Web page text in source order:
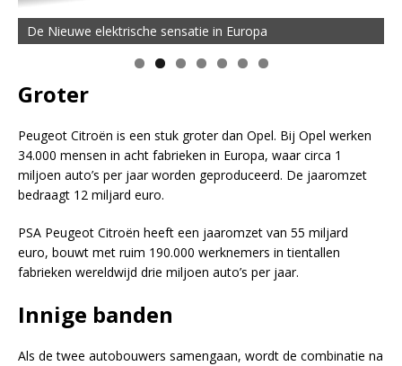
De Nieuwe elektrische sensatie in Europa
Groter
Peugeot Citroën is een stuk groter dan Opel. Bij Opel werken
34.000 mensen in acht fabrieken in Europa, waar circa 1
miljoen auto’s per jaar worden geproduceerd. De jaaromzet
bedraagt 12 miljard euro.
PSA Peugeot Citroën heeft een jaaromzet van 55 miljard
euro, bouwt met ruim 190.000 werknemers in tientallen
fabrieken wereldwijd drie miljoen auto’s per jaar.
Innige banden
Als de twee autobouwers samengaan, wordt de combinatie na